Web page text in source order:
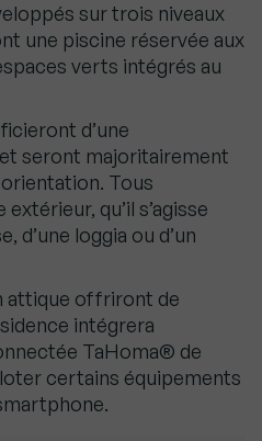
sur trois niveaux
une piscine réservée aux
verts intégrés au
d’une
seront majoritairement
Tous
qu’il s’agisse
d’une loggia ou d’un
attique offriront de
intégrera
TaHoma® de
certains équipements